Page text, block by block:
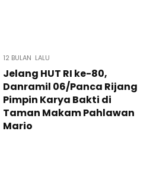
12 BULAN LALU
Jelang HUT RI ke-80,
Danramil 06/Panca Rijang
Pimpin Karya Bakti di
Taman Makam Pahlawan
Mario